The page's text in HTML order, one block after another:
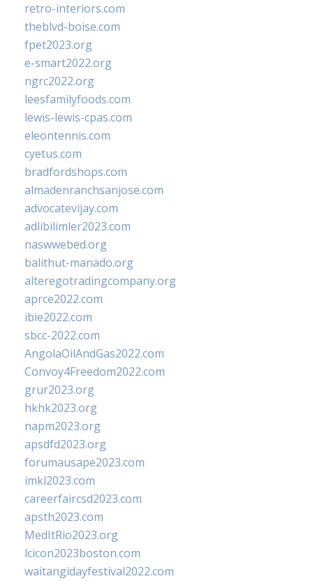
retro-interiors.com
theblvd-boise.com
fpet2023.org
e-smart2022.org
ngrc2022.org
leesfamilyfoods.com
lewis-lewis-cpas.com
eleontennis.com
cyetus.com
bradfordshops.com
almadenranchsanjose.com
advocatevijay.com
adlibilimler2023.com
naswwebed.org
balithut-manado.org
alteregotradingcompany.org
aprce2022.com
ibie2022.com
sbcc-2022.com
AngolaOilAndGas2022.com
Convoy4Freedom2022.com
grur2023.org
hkhk2023.org
napm2023.org
apsdfd2023.org
forumausape2023.com
imkl2023.com
careerfaircsd2023.com
apsth2023.com
MedItRio2023.org
lcicon2023boston.com
waitangidayfestival2022.com